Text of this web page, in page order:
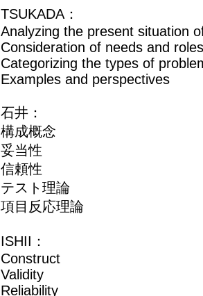
TSUKADA：
Analyzing the present situation
Consideration of needs and
Categorizing the types of
Examples and perspectives
石井：
構成概念
妥当性
信頼性
テスト理論
項目反応理論
ISHII：
Construct
Validity
Reliability